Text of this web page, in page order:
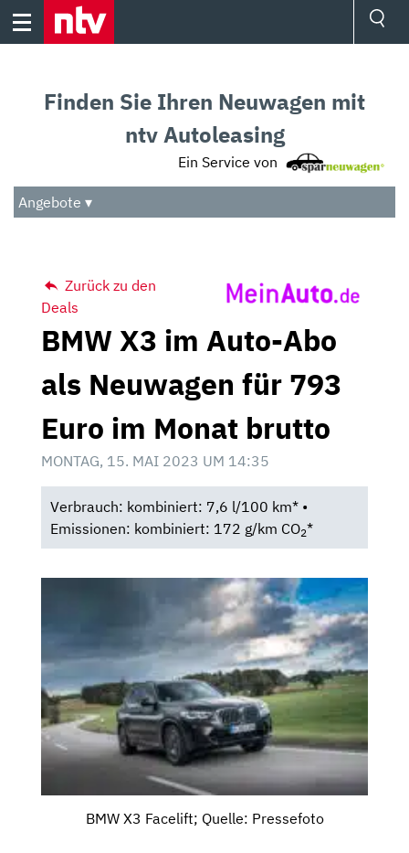
Skip
Audio
Das Beste
Finden Sie Ihren Neuwagen mit
ntv Autoleasing
Ein Service von
Angebote ▾
Zurück zu den
Deals
BMW X3 im Auto-Abo
als Neuwagen für 793
Euro im Monat brutto
MONTAG, 15. MAI 2023 UM 14:35
Verbrauch: kombiniert: 7,6 l/100 km* •
Emissionen: kombiniert: 172 g/km CO2*
BMW X3 Facelift; Quelle: Pressefoto